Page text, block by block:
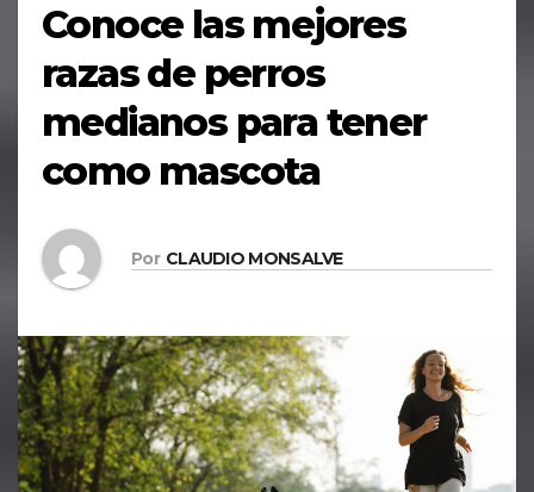
Conoce las mejores
razas de perros
medianos para tener
como mascota
Por CLAUDIO MONSALVE